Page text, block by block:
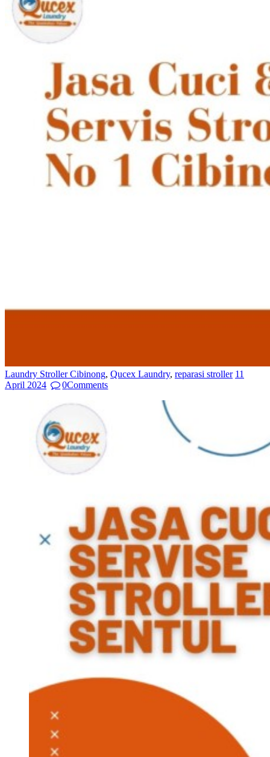
Laundry Stroller Cibinong, Qucex Laundry, reparasi stroller 11
April 2024
0Comments